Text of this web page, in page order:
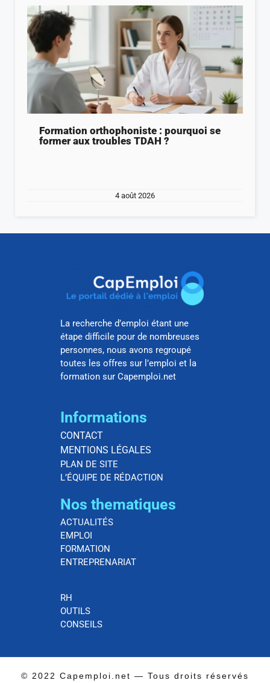
Formation orthophoniste : pourquoi se
former aux troubles TDAH ?
4 août 2026
La recherche d’emploi étant une
étape difficile pour de nombreuses
personnes, nous avons regroupé
toutes les offres sur l’emploi et la
formation sur Capemploi.net
Informations
CONTACT
MENTIONS LÉGALES
PLAN DE SITE
L’ÉQUIPE DE RÉDACTION
Nos thematiques
ACTUALITÉS
EMPLOI
FORMATION
ENTREPRENARIAT
RH
OUTILS
CONSEILS
© 2022 Capemploi.net — Tous droits réservés